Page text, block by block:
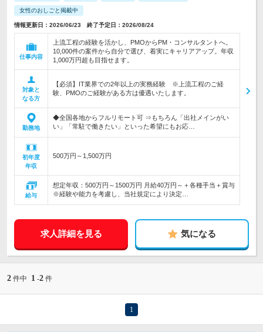
女性のおしごと掲載中
情報更新日：2026/06/23 終了予定日：2026/08/24
仕事内容
上流工程の経験を活かし、PMOからPM・コンサルタントへ。
10,000件の案件から自分で選び、着実にキャリアアップ。年収
1,000万円超も目指せます。
対象と
なる方
【必須】IT業界での2年以上の実務経験 ※上流工程のご経
験、PMOのご経験がある方は優遇いたします。
勤務地
◆全国各地からフルリモート可 ⇒もちろん「出社メインがい
い」「常駐で働きたい」といった希望にもお応…
初年度
年収
500万円～1,500万円
給与
想定年収：500万円～1500万円 月給40万円～＋各種手当＋賞与
※経験や能力を考慮し、当社規定により決定…
求人詳細を見る 気になる
2 件中 1 -2 件
1